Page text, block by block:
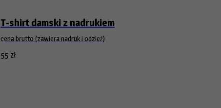
T-shirt damski z nadrukiem
cena brutto (zawiera nadruk i odzież)
55 zł